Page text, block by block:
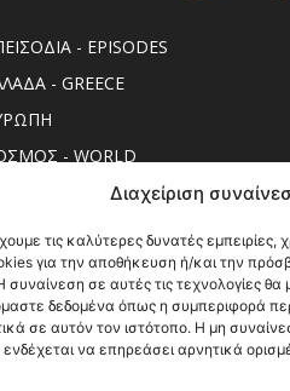
Διαχείριση
τις καλύτερες δυνατές εμπειρίες,
για την αποθήκευση ή/και την
σε αυτές τις τεχνολογίες θα
δεδομένα όπως η συμπεριφορά
σε αυτόν τον ιστότοπο. Η μη
να επηρεάσει αρνητικά
- EPISODES
- GREECE
- WORLD
spots
Release
ΟΔΗΓΟΙ